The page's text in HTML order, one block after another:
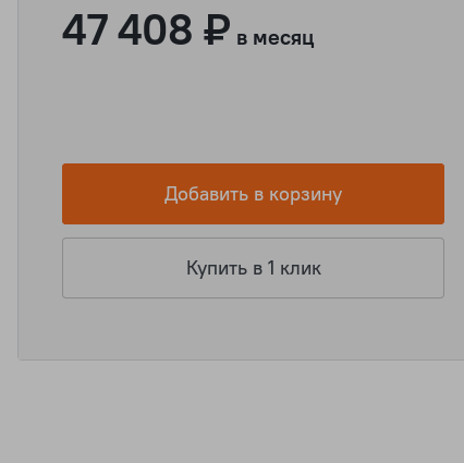
47 408 ₽ в месяц
Добавить в корзину
Купить в 1 клик